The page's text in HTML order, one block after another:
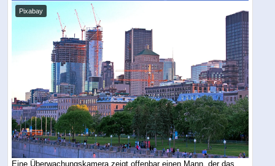
Pixabay
Eine Überwachungskamera zeigt offenbar einen Mann, der das